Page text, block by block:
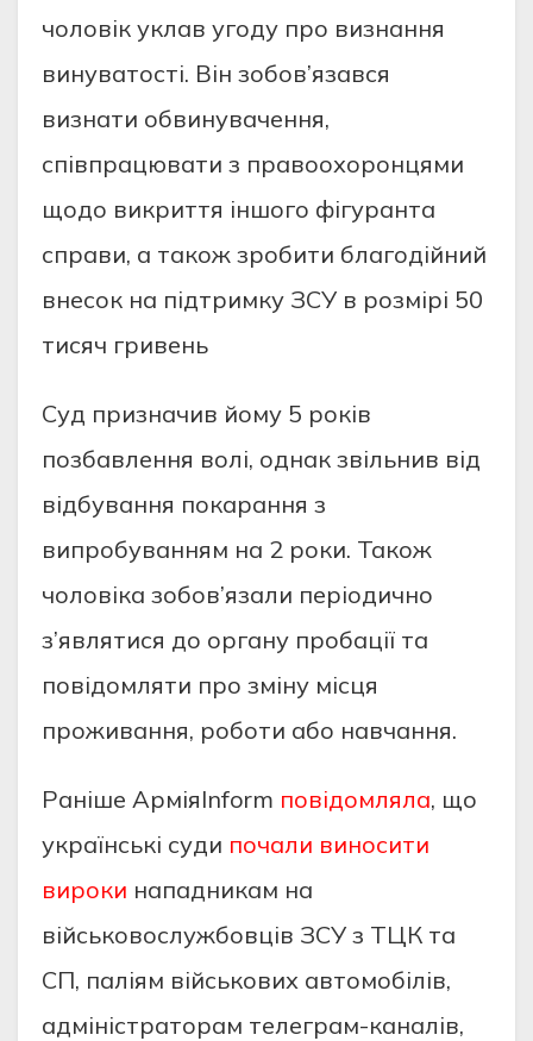
чоловік уклав угоду про визнання
винуватості. Він зобов’язався
визнати обвинувачення,
співпрацювати з правоохоронцями
щодо викриття іншого фігуранта
справи, а також зробити благодійний
внесок на підтримку ЗСУ в розмірі 50
тисяч гривень
Суд призначив йому 5 років
позбавлення волі, однак звільнив від
відбування покарання з
випробуванням на 2 роки. Також
чоловіка зобов’язали періодично
з’являтися до органу пробації та
повідомляти про зміну місця
проживання, роботи або навчання.
Раніше АрміяInform повідомляла, що
українські суди почали виносити
вироки нападникам на
військовослужбовців ЗСУ з ТЦК та
СП, паліям військових автомобілів,
адміністраторам телеграм-каналів,